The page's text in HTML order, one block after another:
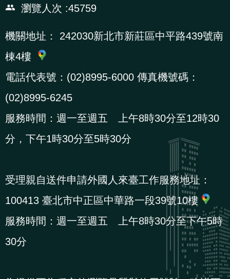
站
導
覽
意
信
箱
字
客
服
計
資
訊
n
g
l
s
h
首
頁
S
S
權
及
資
安
瀏覽人次
45759
機關地址：
242030新北市新莊區中平路439號南
棟4樓
電話代表號：(02)8995-6000 傳真機號碼：
(02)8995-6245
服務時間：週一至週五 上午8時30分至12時30
分，下午1時30分至5時30分
受理親自送件申請外國人來臺工作服務地址：
100413 臺北市中正區中華路一段39號10樓
服務時間：週一至週五 上午8時30分至下午5時
30分